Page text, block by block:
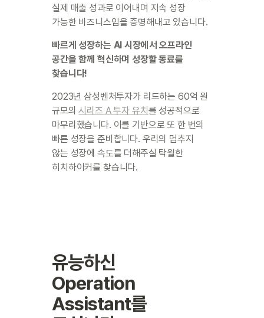
실제 매출 성과로 이어내며 지속 성장
가능한 비즈니스임을 증명해내고 있습니다.
빠르게 성장하는 AI 시장에서 오프라인
공간을 함께 혁신하며 성장할 동료를
찾습니다!
2023년 삼성벤처투자가 리드하는 60억 원
규모의 시리즈 A 투자 유치 를 성공적으로
마무리했습니다. 이를 기반으로 또 한 번의
빠른 성장을 준비합니다. 우리의 멈추지
않는 성장에 속도를 더해주실 탁월한
히치하이커를 찾습니다.
Operation
Assistant를